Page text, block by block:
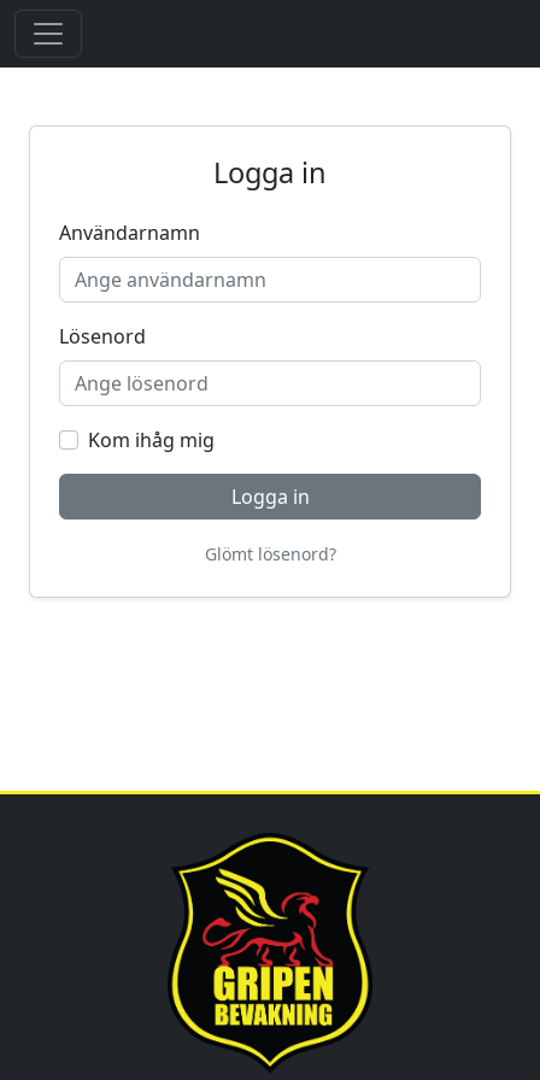
Logga in
Användarnamn
Lösenord
Kom ihåg mig
Logga in
Glömt lösenord?